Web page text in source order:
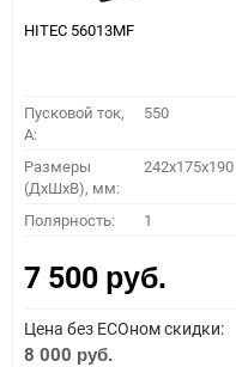
HITEC 56013MF
Пусковой ток,
A:
550
Размеры
(ДхШхВ), мм:
242x175x190
Полярность: 1
7 500 руб.
Цена без ECOном скидки:
8 000 руб.